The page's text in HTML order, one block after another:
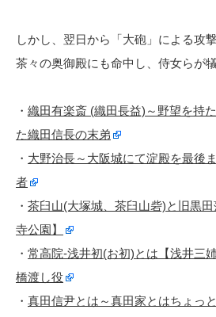
しかし、翌日から「大砲」による攻
茶々の奥御殿にも命中し、侍女らが
・ 織田有楽斎 (織田長益)～野望を持
た織田信長の末弟
・ 大野治長～大阪城にて淀殿を最後
者
・ 茶臼山(大塚城、茶臼山砦)と旧黒
寺公園】
・ 常高院-浅井初(お初)とは【浅井三
橋渡し役
・ 真田信尹とは～真田家とはちょっ